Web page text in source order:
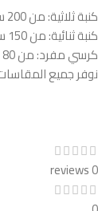
كنبة ثلاثية: من 200 سم إلى 240 سم عرضًا.
كنبة ثنائية: من 150 سم إلى 180 سم عرضًا.
كرسي مفرد: من 80 سم إلى 100 سم عرضًا.
نوفر جميع
0 reviews